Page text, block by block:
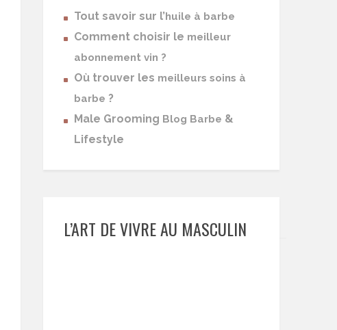
Tout savoir sur l’ huile à barbe
Comment choisir le meilleur
abonnement vin ?
Où trouver les meilleurs soins à
barbe ?
Male Grooming Blog Barbe &
Lifestyle
L’ART DE VIVRE AU MASCULIN